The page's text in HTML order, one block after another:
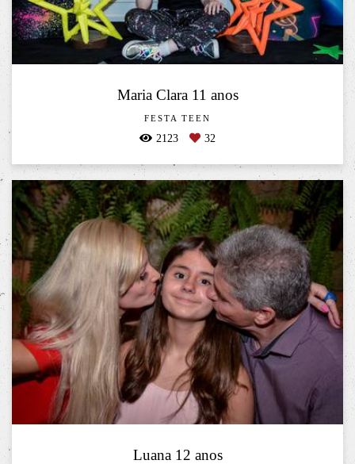
Maria Clara 11 anos
FESTA TEEN
2123 32
Luana 12 anos